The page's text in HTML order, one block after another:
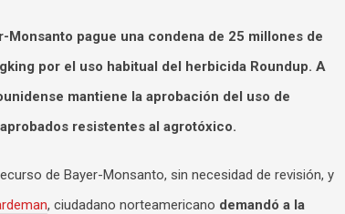
pague una condena de 25 millones de
por el uso habitual del herbicida Roundup. A
mantiene la aprobación del uso de
resistentes al agrotóxico.
de Bayer-Monsanto, sin necesidad de revisión, y
, ciudadano norteamericano demandó a la